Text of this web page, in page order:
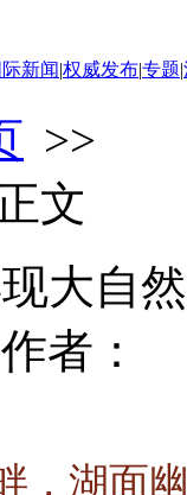
际新闻|权威发布|专题|
>>
文
大自
作者：
，湖面